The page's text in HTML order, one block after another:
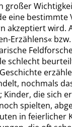
großer
eine
akzeptiert wird.
Erzählens«
schlecht
nochmals
Kinder, die sich
spielten,
in feierlicher